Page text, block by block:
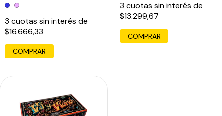
3 cuotas sin interés de
$16.666,33
COMPRAR
3 cuotas sin interés de
$13.299,67
COMPRAR